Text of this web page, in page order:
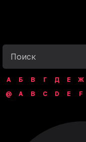
А Б В Г Д Е Ж
@
A B C D E F